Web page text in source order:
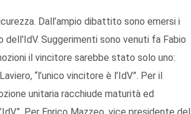
Dall’ampio dibattito sono emersi i
Suggerimenti sono venuti fa Fabio
il vincitore sarebbe stato solo uno:
“l’unico vincitore è l’IdV”. Per il
unitaria racchiude maturità ed
Per Enrico Mazzeo, vice presidente del